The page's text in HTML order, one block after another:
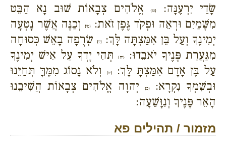
שָׂדַי יִרְעֶנָּה:
{טו}אֱלֹהִים צְבָאוֹת שׁוּב נָא הַבֵּט
מִשָּׁמַיִם וּרְאֵה וּפְקֹד גֶּפֶן זֹאת:{טז}
וְכַנָּה אֲשֶׁר נָטְעָה
יְמִינֶךָ וְעַל בֵּן אִמַּצְתָּה לָּךְ:{יז}
שְׂרֻפָה בָאֵשׁ כְּסוּחָה
מִגַּעֲרַת פָּנֶיךָ יֹאבֵדוּ:
{יח}תְּהִי יָדְךָ עַל אִישׁ יְמִינֶךָ
עַל בֶּן אָדָם אִמַּצְתָּ לָּךְ:
{יט}
וְלֹא נָסוֹג מִמֶּךָּ תְּחַיֵּנוּ
וּבְשִׁמְךָ נִקְרָא:{כ}
יְהוָה אֱלֹהִים צְבָאוֹת הֲשִׁיבֵנוּ
הָאֵר פָּנֶיךָ וְנִוָּשֵׁעָה:
מזמור / תהילים פא